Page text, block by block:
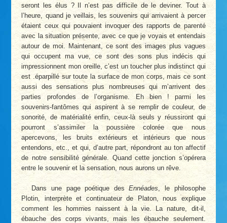
seront les élus ? Il n’est pas difficile de le deviner. Tout à
l’heure, quand je veillais, les souvenirs qui arrivaient à percer
étaient ceux qui pouvaient invoquer des rapports de parenté
avec la situation présente, avec ce que je voyais et entendais
autour de moi. Maintenant, ce sont des images plus vagues
qui occupent ma vue, ce sont des sons plus indécis qui
impressionnent mon oreille, c’est un toucher plus indistinct qui
est .éparpillé sur toute la surface de mon corps, mais ce sont
aussi des sensations plus nombreuses qui m’arrivent des
parties profondes de l’organisme. Eh bien ! parmi les
souvenirs-fantômes qui aspirent à se remplir de couleur, de
sonorité, de matérialité enfin, ceux-là seuls y réussiront qui
pourront s’assimiler la poussière colorée que nous
apercevons, les bruits extérieurs et intérieurs que nous
entendons, etc., et qui, d’autre part, répondront au ton affectif
de notre sensibilité générale. Quand cette jonction s’opérera
entre le souvenir et la sensation, nous aurons un rêve.
Dans une page poétique desEnnéades, le philosophe
Plotin, interprète et continuateur de Platon, nous explique
comment les hommes naissent à la vie. La nature, dit-il,
ébauche des corps vivants, mais les ébauche seulement.